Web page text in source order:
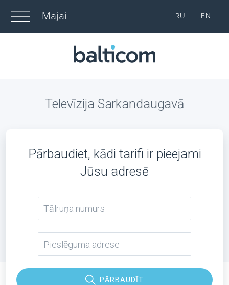
Mājai RU EN
Televīzija Sarkandaugavā
Pārbaudiet, kādi tarifi ir pieejami
Jūsu adresē
PĀRBAUDĪT